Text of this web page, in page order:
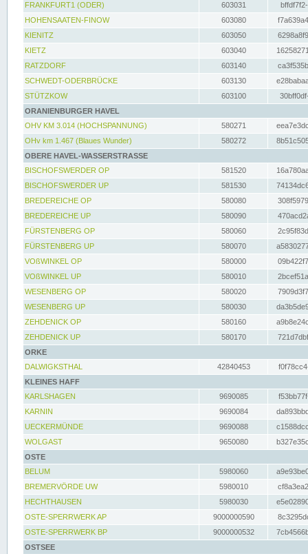
FRANKFURT1 (ODER)
603031
HOHENSAATEN-FINOW
603080
KIENITZ
603050
KIETZ
603040
RATZDORF
603140
SCHWEDT-ODERBRÜCKE
603130
STÜTZKOW
603100
ORANIENBURGER HAVEL
OHV KM 3.014 (HOCHSPANNUNG)
580271
OHv km 1.467 (Blaues Wunder)
580272
OBERE HAVEL-WASSERSTRASSE
BISCHOFSWERDER OP
581520
BISCHOFSWERDER UP
581530
BREDEREICHE OP
580080
BREDEREICHE UP
580090
FÜRSTENBERG OP
580060
FÜRSTENBERG UP
580070
VOßWINKEL OP
580000
VOßWINKEL UP
580010
WESENBERG OP
580020
WESENBERG UP
580030
ZEHDENICK OP
580160
ZEHDENICK UP
580170
ORKE
DALWIGKSTHAL
42840453
KLEINES HAFF
KARLSHAGEN
9690085
KARNIN
9690084
UECKERMÜNDE
9690088
WOLGAST
9650080
OSTE
BELUM
5980060
BREMERVÖRDE UW
5980010
HECHTHAUSEN
5980030
OSTE-SPERRWERK AP
9000000590
OSTE-SPERRWERK BP
9000000532
OSTSEE